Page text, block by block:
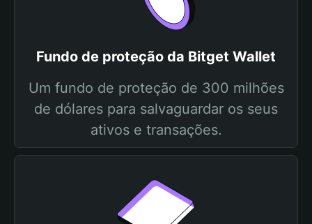
Fundo de proteção da Bitget Wallet
Um fundo de proteção de 300 milhões
de dólares para salvaguardar os seus
ativos e transações.